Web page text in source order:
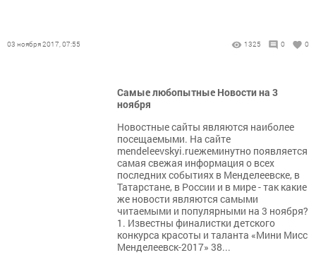
03 ноября 2017, 07:55 1325 0 0
Самые любопытные Новости на 3
ноября
Новостные сайты являются наиболее
посещаемыми. На сайте
mendeleevskyi.ruежеминутно появляется
самая свежая информация о всех
последних событиях в Менделеевске, в
Татарстане, в России и в мире - так какие
же новости являются самыми
читаемыми и популярными на 3 ноября?
1. Известны финалистки детского
конкурса красоты и таланта «Мини Мисс
Менделеевск-2017» 38...